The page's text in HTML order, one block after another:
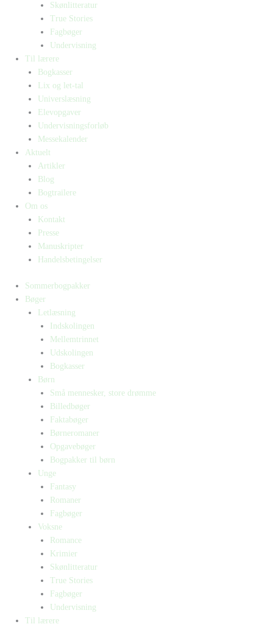
Skønlitteratur
True Stories
Fagbøger
Undervisning
Til lærere
Bogkasser
Lix og let-tal
Universlæsning
Elevopgaver
Undervisningsforløb
Messekalender
Aktuelt
Artikler
Blog
Bogtrailere
Om os
Kontakt
Presse
Manuskripter
Handelsbetingelser
Sommerbogpakker
Bøger
Letlæsning
Indskolingen
Mellemtrinnet
Udskolingen
Bogkasser
Børn
Små mennesker, store drømme
Billedbøger
Faktabøger
Børneromaner
Opgavebøger
Bogpakker til børn
Unge
Fantasy
Romaner
Fagbøger
Voksne
Romance
Krimier
Skønlitteratur
True Stories
Fagbøger
Undervisning
Til lærere